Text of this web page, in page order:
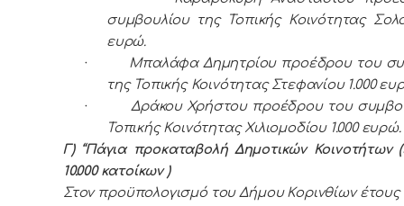
συμβουλίου της Τοπικής Κοινότητας
ευρώ.
·
Μπαλάφα Δημητρίου προέδρου του
της Τοπικής Κοινότητας Στεφανίου 1.000
·
Δράκου Χρήστου προέδρου του
Τοπικής Κοινότητας Χιλιομοδίου 1.000 ευρώ.
Γ) “Πάγια προκαταβολή Δημοτικών Κοινοτήτων
10.000 κατοίκων )
Στον προϋπολογισμό του Δήμου Κορινθίων έτους